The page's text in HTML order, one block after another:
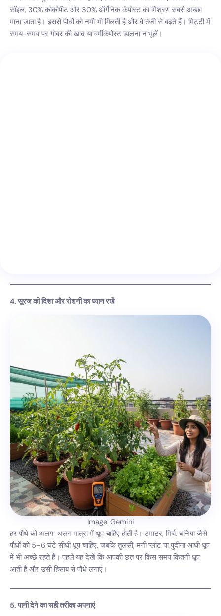
सॉइल, 30% कोकोपीट और 30% ऑर्गेनिक कंपोस्ट का मिश्रण सबसे अच्छा
माना जाता है। इससे पौधों को नमी भी मिलती है और वे तेजी से बढ़ते हैं। मिट्टी में
समय-समय पर गोबर की खाद या वर्मीकंपोस्ट डालना न भूलें।
4. सूरज की दिशा और रोशनी का ध्यान रखें
Image: Gemini
हर पौधे को अलग-अलग मात्रा में धूप चाहिए होती है। टमाटर, मिर्च, धनिया जैसे
पौधों को 5–6 घंटे सीधी धूप चाहिए, जबकि तुलसी, मनी प्लांट या पुदीना आधी धूप
में भी अच्छे रहते हैं। पहले यह देखें कि आपकी छत पर किस समय कितनी धूप
आती है और उसी हिसाब से पौधे लगाएं।
5. पानी देने का सही तरीका अपनाएं